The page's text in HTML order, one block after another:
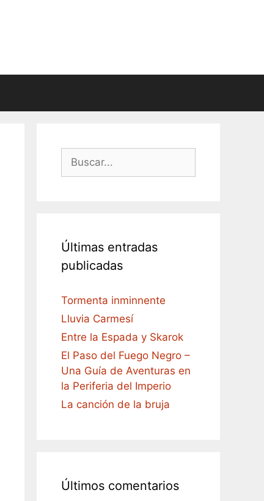
Buscar:
Últimas entradas
publicadas
Tormenta inminnente
Lluvia Carmesí
Entre la Espada y Skarok
El Paso del Fuego Negro –
Una Guía de Aventuras en
la Periferia del Imperio
La canción de la bruja
Últimos comentarios